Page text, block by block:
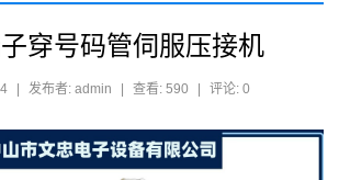
穿号码管伺服压接机
| 发布者: admin | 查看: 590 | 评论: 0